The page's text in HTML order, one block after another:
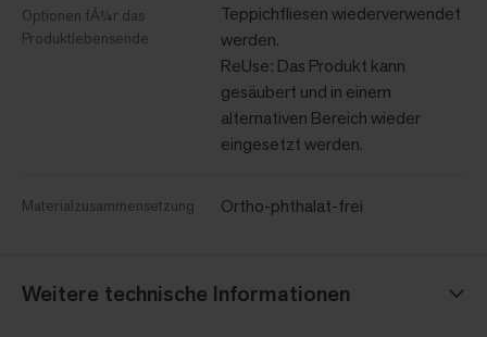
Optionen fÃ¼r das
Produktlebensende
Teppichfliesen wiederverwendet
werden.
ReUse: Das Produkt kann
gesäubert und in einem
alternativen Bereich wieder
eingesetzt werden.
Materialzusammensetzung Ortho-phthalat-frei
Weitere technische Informationen